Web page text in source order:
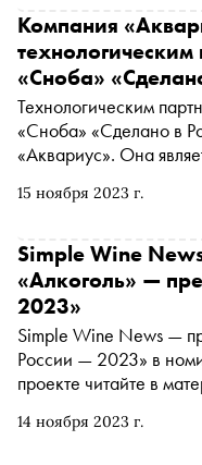
практика важных дел»
возможностей»
15 ноября 2023 г.
Компания
«Сноба»
Технологическим
«Сноба» «Сделано в
«Аквариус». Она
компьютерной
14 ноября 2023 г.
Simple Wine
«Алкоголь» —
2023»
Simple Wine News —
России — 2023» в
проекте читайте в
Технологический